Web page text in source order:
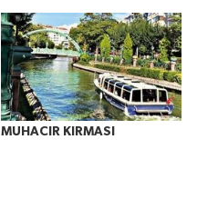
MUHACIR KIRMASI